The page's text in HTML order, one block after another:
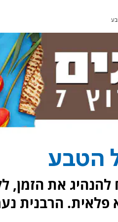
הטבע
להנהיג את הזמן,
פלאית. הרבנית